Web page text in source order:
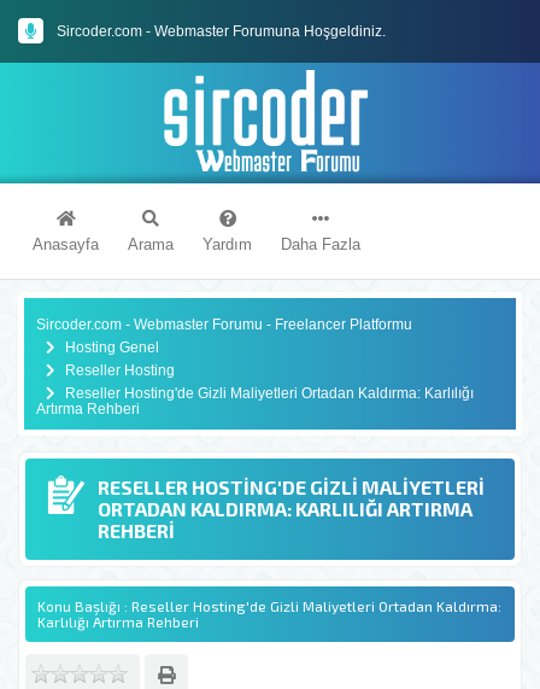
Sircoder.com - Webmaster Forumuna Hoşgeldiniz.
Anasayfa Arama Yardım Daha Fazla
Sircoder.com - Webmaster Forumu - Freelancer Platformu
Hosting Genel
Reseller Hosting
Reseller Hosting'de Gizli Maliyetleri Ortadan Kaldırma: Karlılığı
Artırma Rehberi
RESELLER HOSTING'DE GIZLI MALIYETLERI
ORTADAN KALDIRMA: KARLILIĞI ARTIRMA
REHBERI
Konu Başlığı : Reseller Hosting'de Gizli Maliyetleri Ortadan Kaldırma:
Karlılığı Artırma Rehberi